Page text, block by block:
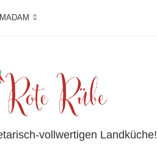
vollwertigen Landküche!